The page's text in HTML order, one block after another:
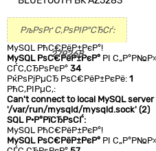
РљРѕРґ С‚РѕРІР°СЂСѓ:
279268
MySQL РћС€РёР±РєР°!
MySQL РѕС€РёР±РєР° РІ
СЃС‚СЂРѕРєР° 34
РќРѕРјРµСЂ РѕС€РёР±РєРё: 1
РћС‚РІРµС‚:
Can't connect to local MySQL
'/var/run/mysqld/mysqld.sock' (2)
SQL Р·Р°РїСЂРѕСЃ:
MySQL РћС€РёР±РєР°!
MySQL РѕС€РёР±РєР° РІ